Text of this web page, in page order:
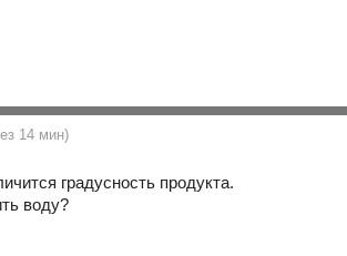
14 мин)
градусность продукта.
воду?